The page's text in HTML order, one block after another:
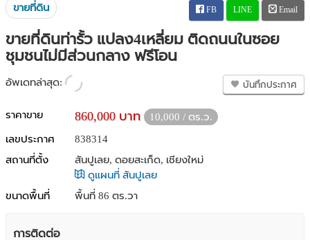
ขายที่ดิน FB LINE Email
ขายที่ดินท่ารั้ว แปลง4เหลี่ยม ติดถนนในซอย
ชุมชนไม่มีส่วนกลาง ฟรีโอน
อัพเดทล่าสุด: บันทึกประกาศ
ราคาขาย 860,000 บาท
10,000 / ตร.ว.
เลขประกาศ
838314
สถานที่ตั้ง
สันปูเลย, ดอยสะเก็ด, เชียงใหม่
ดูแผนที่ สันปูเลย
ขนาดพื้นที่
พื้นที่ 86 ตร.วา
การติดต่อ